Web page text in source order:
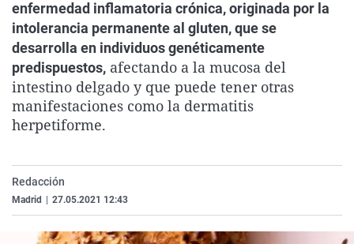
La rosa de los vientos
Gente viajera
Como el perro y el
Caso
Retornados
Equipo de
Operación Viuda
Extremadura
Galicia
La Rioja
Navarra
Virales
Televisión
Elecciones
enfermedad inflamatoria crónica, originada por la
intolerancia permanente al gluten, que se
desarrolla en individuos genéticamente
predispuestos, afectando a la mucosa del
intestino delgado y que puede tener otras
manifestaciones como la dermatitis
herpetiforme.
Redacción
Madrid 27.05.2021 12:43